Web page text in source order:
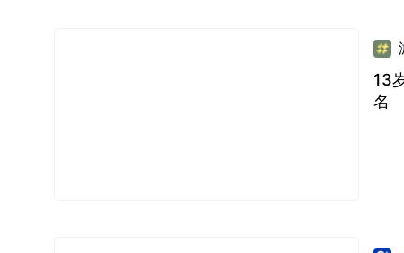
13
名